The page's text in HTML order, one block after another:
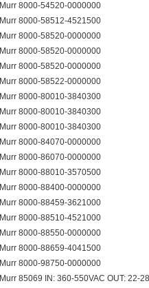
Murr 8000-54520-0000000
Murr 8000-58512-4521500
Murr 8000-58520-0000000
Murr 8000-58520-0000000
Murr 8000-58520-0000000
Murr 8000-58522-0000000
Murr 8000-80010-3840300
Murr 8000-80010-3840300
Murr 8000-80010-3840300
Murr 8000-84070-0000000
Murr 8000-86070-0000000
Murr 8000-88010-3570500
Murr 8000-88400-0000000
Murr 8000-88459-3621000
Murr 8000-88510-4521000
Murr 8000-88550-0000000
Murr 8000-88659-4041500
Murr 8000-98750-0000000
Murr 85069 IN: 360-550VAC OUT: 22-